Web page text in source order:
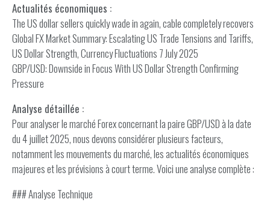
Actualités économiques :
The US dollar sellers quickly wade in again, cable completely recovers
Global FX Market Summary: Escalating US Trade Tensions and Tariffs,
US Dollar Strength, Currency Fluctuations 7 July 2025
GBP/USD: Downside in Focus With US Dollar Strength Confirming
Pressure
Analyse détaillée :
Pour analyser le marché Forex concernant la paire GBP/USD à la date
du 4 juillet 2025, nous devons considérer plusieurs facteurs,
notamment les mouvements du marché, les actualités économiques
majeures et les prévisions à court terme. Voici une analyse complète :
### Analyse Technique